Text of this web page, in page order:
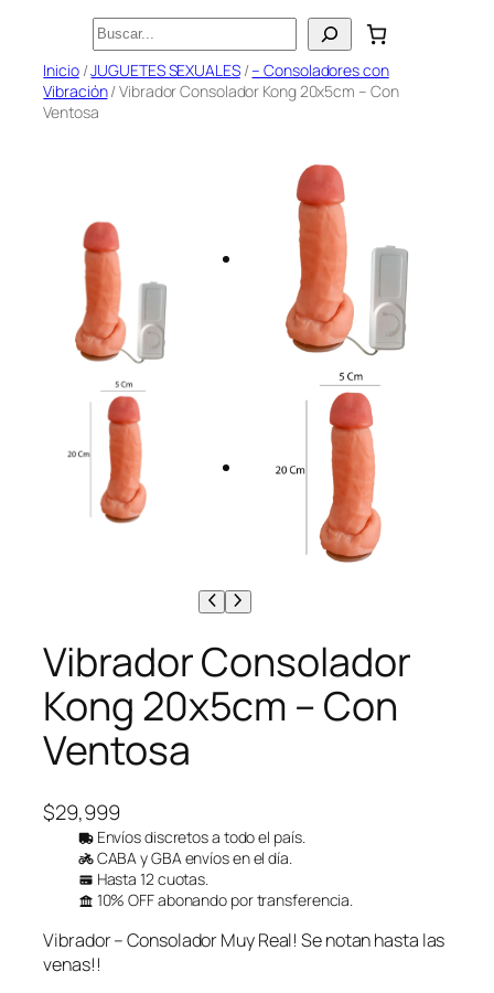
contenido
Buscar
Inicio/JUGUETES SEXUALES/– Consoladores con
Vibración/ Vibrador Consolador Kong 20x5cm – Con
Ventosa
Vibrador Consolador
Kong 20x5cm – Con
Ventosa
$29,999
Envíos discretos a todo el país.
CABA y GBA envíos en el día.
Hasta 12 cuotas.
10% OFF abonando por transferencia.
Vibrador – Consolador Muy Real! Se notan hasta las
venas!!